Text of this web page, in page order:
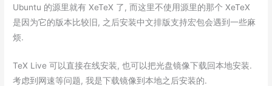
Ubuntu 的源里就有 XeTeX 了, 而这里不使用源里的那个 XeTeX
是因为它的版本比较旧, 之后安装中文排版支持宏包会遇到一些麻
烦.
TeX Live 可以直接在线安装, 也可以把光盘镜像下载回本地安装.
考虑到网速等问题, 我是下载镜像到本地之后安装的.